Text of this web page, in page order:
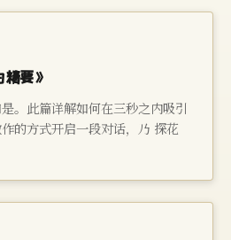
精要》
。此篇详解如何在三秒之内吸引
的方式开启一段对话，乃 探花